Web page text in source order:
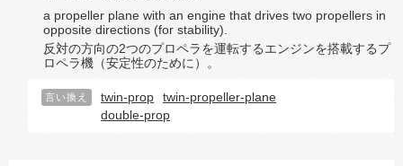
a propeller plane with an engine that drives two propellers in
opposite directions (for stability).
反対の方向の2つのプロペラを運転するエンジンを搭載するプ
ロペラ機（安定性のために）。
言い換え twin-prop
twin-propeller-plane
double-prop